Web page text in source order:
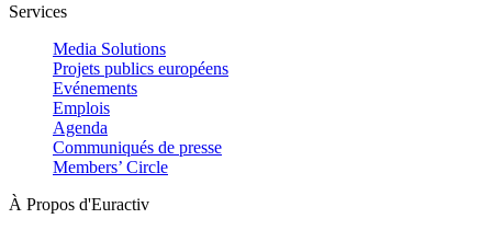
Services
Media Solutions
Projets publics européens
Evénements
Emplois
Agenda
Communiqués de presse
Members’ Circle
À Propos d'Euractiv